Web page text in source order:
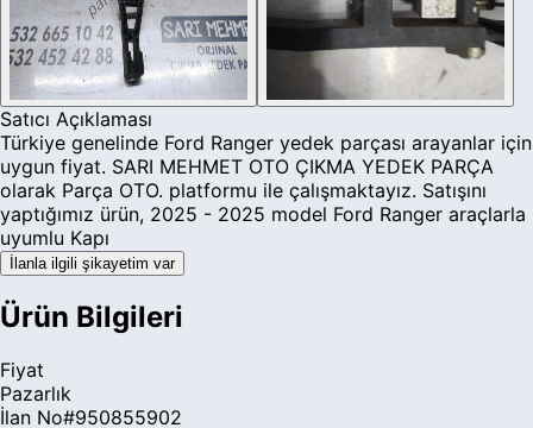
Satıcı Açıklaması
Türkiye genelinde Ford Ranger yedek parçası arayanlar için
uygun fiyat. SARI MEHMET OTO ÇIKMA YEDEK PARÇA
olarak Parça OTO. platformu ile çalışmaktayız. Satışını
yaptığımız ürün, 2025 - 2025 model Ford Ranger araçlarla
uyumlu Kapı
İlanla ilgili şikayetim var
Ürün Bilgileri
Fiyat
Pazarlık
İlan No#950855902